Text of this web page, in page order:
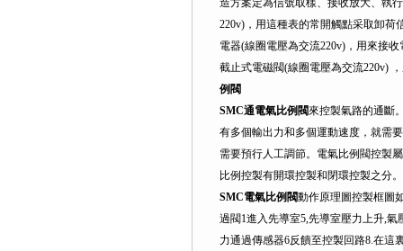
造方案定為信號取樣、接收放大、執
220v)，用這種表的常開觸點采取卸
電器(線圈電壓為交流220v)，用來接
截止式電磁閥(線圈電壓為交流220v)
例閥
SMC通電氣比例閥來控製氣路的通斷
有多個輸出力和多個運動速度，就需
需要預行人工調節。電氣比例閥控製
比例控製有開環控製和閉環控製之分。
SMC電氣比例閥動作原理圖控製框圖
過閥1進入先導室5,先導室壓力上升,
力通過傳感器6反饋至控製回路8.在這